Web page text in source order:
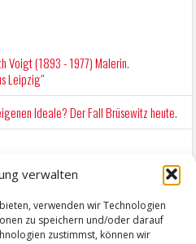
verwalten
verwenden wir Technologien
zu speichern und/oder darauf
zustimmst, können wir
Voigt (1893 - 1977) Malerin.
Leipzig"
Ideale? Der Fall Brüsewitz heute.
Richter - DAMALS WAR ES FRIEDRICH
mit LEGO® & Robotik